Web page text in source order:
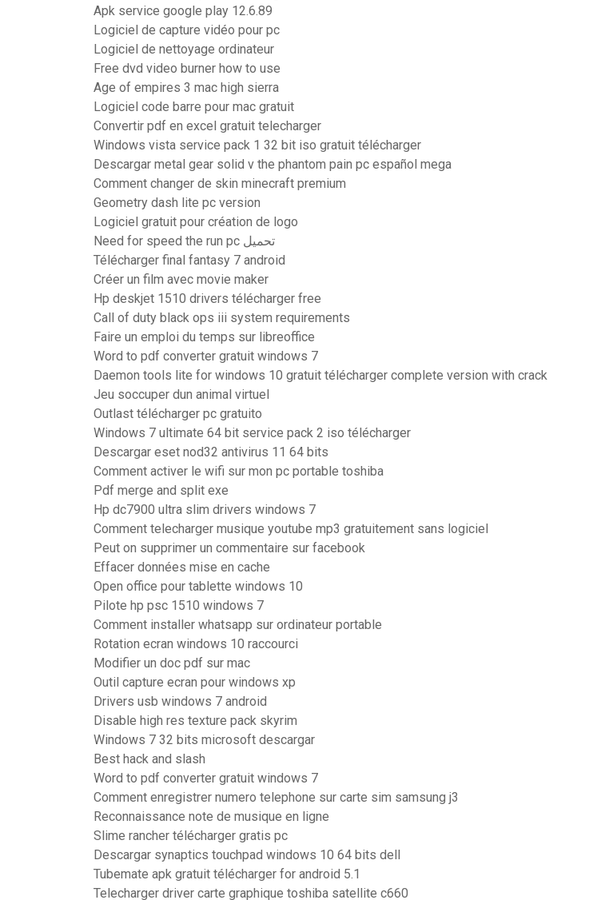
Apk service google play 12.6.89
Logiciel de capture vidéo pour pc
Logiciel de nettoyage ordinateur
Free dvd video burner how to use
Age of empires 3 mac high sierra
Logiciel code barre pour mac gratuit
Convertir pdf en excel gratuit telecharger
Windows vista service pack 1 32 bit iso gratuit télécharger
Descargar metal gear solid v the phantom pain pc español mega
Comment changer de skin minecraft premium
Geometry dash lite pc version
Logiciel gratuit pour création de logo
Need for speed the run pc تحميل
Télécharger final fantasy 7 android
Créer un film avec movie maker
Hp deskjet 1510 drivers télécharger free
Call of duty black ops iii system requirements
Faire un emploi du temps sur libreoffice
Word to pdf converter gratuit windows 7
Daemon tools lite for windows 10 gratuit télécharger complete version with crack
Jeu soccuper dun animal virtuel
Outlast télécharger pc gratuito
Windows 7 ultimate 64 bit service pack 2 iso télécharger
Descargar eset nod32 antivirus 11 64 bits
Comment activer le wifi sur mon pc portable toshiba
Pdf merge and split exe
Hp dc7900 ultra slim drivers windows 7
Comment telecharger musique youtube mp3 gratuitement sans logiciel
Peut on supprimer un commentaire sur facebook
Effacer données mise en cache
Open office pour tablette windows 10
Pilote hp psc 1510 windows 7
Comment installer whatsapp sur ordinateur portable
Rotation ecran windows 10 raccourci
Modifier un doc pdf sur mac
Outil capture ecran pour windows xp
Drivers usb windows 7 android
Disable high res texture pack skyrim
Windows 7 32 bits microsoft descargar
Best hack and slash
Word to pdf converter gratuit windows 7
Comment enregistrer numero telephone sur carte sim samsung j3
Reconnaissance note de musique en ligne
Slime rancher télécharger gratis pc
Descargar synaptics touchpad windows 10 64 bits dell
Tubemate apk gratuit télécharger for android 5.1
Telecharger driver carte graphique toshiba satellite c660